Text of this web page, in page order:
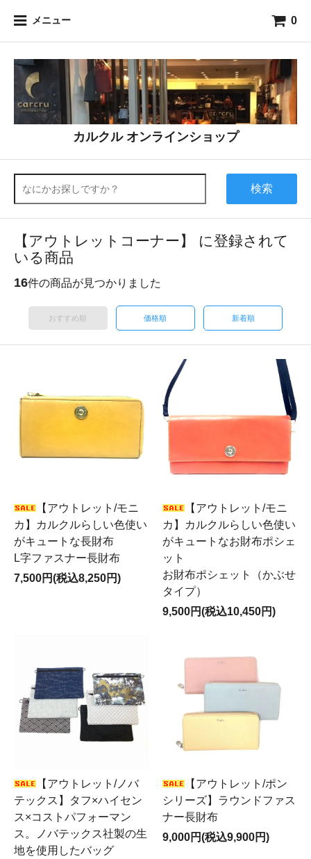
メニュー 0
カルクル オンラインショップ
検索
【アウトレットコーナー】 に登録されて
いる商品
16件の商品が見つかりました
おすすめ順 価格順 新着順
【アウトレット/モニ
カ】カルクルらしい色使い
がキュートな長財布
L字ファスナー長財布
7,500円(税込8,250円)
【アウトレット/モニ
カ】カルクルらしい色使い
がキュートなお財布ポシェ
ット
お財布ポシェット（かぶせ
タイプ）
9,500円(税込10,450円)
【アウトレット/ノバ
テックス】タフ×ハイセン
ス×コストパフォーマン
ス。ノバテックス社製の生
地を使用したバッグ
【アウトレット/ポン
シリーズ】ラウンドファス
ナー長財布
9,000円(税込9,900円)